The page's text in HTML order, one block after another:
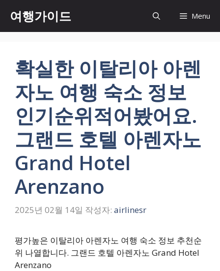
츠
여행가이드 Menu
확실한 이탈리아 아렌
자노 여행 숙소 정보
인기순위적어봤어요.
그랜드 호텔 아렌자노
Grand Hotel
Arenzano
2025년 02월 14일 작성자: airlinesr
평가높은 이탈리아 아렌자노 여행 숙소 정보 추천순
위 나열합니다. 그랜드 호텔 아렌자노 Grand Hotel
Arenzano